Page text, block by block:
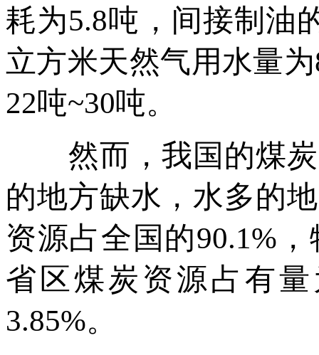
耗为5.8吨，间接制油
立方米天然气用水量
22吨~30吨。
然而，我国的煤炭
的地方缺水，水多的
资源占全国的90.1%
省区煤炭资源占有
3.85%。